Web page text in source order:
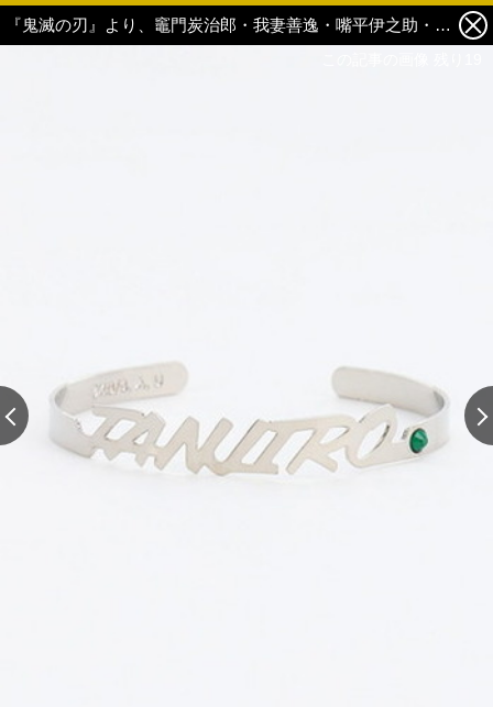
『鬼滅の刃』より、竈門炭治郎・我妻善逸・嘴平伊之助・冨岡義勇のボクサーパンツ＆ネームバングルが登場！ 13枚目の写真・画像